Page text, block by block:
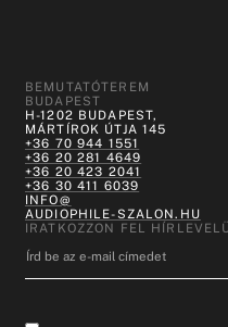
BEMUTATÓTEREM
BUDAPEST
H-1202 BUDAPEST,
MÁRTÍROK ÚTJA 145
+36 70 944 1551
+36 20 281 4649
+36 20 423 2041
+36 30 411 6039
INFO@
AUDIOPHILE-SZALON.HU
IRATKOZZON FEL